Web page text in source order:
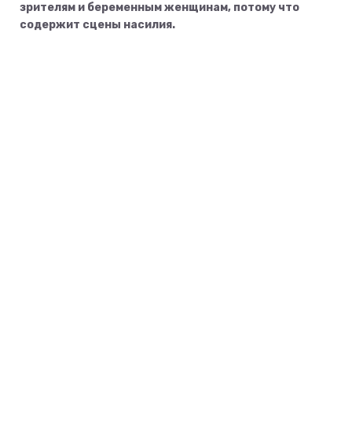
зрителям и беременным женщинам, потому что
содержит сцены насилия.